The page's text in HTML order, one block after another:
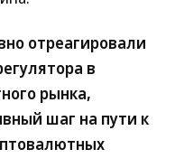
отреагировали
в
рынка,
шаг на пути к